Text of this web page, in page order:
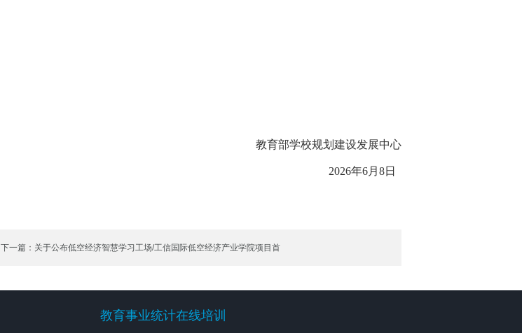
教育部学校规划建设发展中心
2026年6月8日
下一篇：关于公布低空经济智慧学习工场/工信国际低空经济产业学院项目首
教育事业统计在线培训